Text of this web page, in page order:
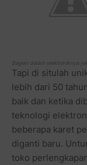
Bagian dalam elektroniknya
Tapi di situlah
lebih dari 50
baik dan ketika
teknologi
beberapa karet
diganti baru.
toko